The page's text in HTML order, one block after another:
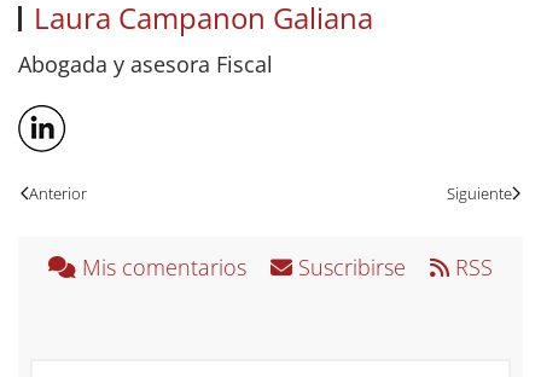
Laura Campanon Galiana
Abogada y asesora Fiscal
Anterior Siguiente
Mis comentarios Suscribirse RSS